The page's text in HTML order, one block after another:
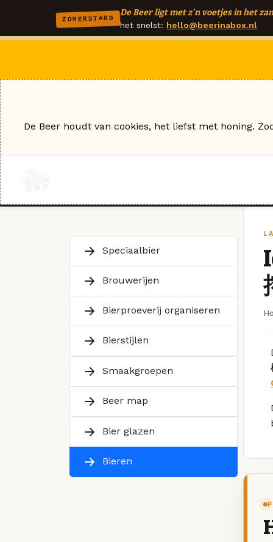
ZOMERSTAND
De Beer ligt met z'n voetjes in het
het snelst: hello@beerinabox.nl
Speciaalbier
Brouwerijen
Bierproeverij organiseren
Bierstijlen
Smaakgroepen
Beer map
Bier glazen
Bieren
De Beer houdt van cookies, het liefst met honing.